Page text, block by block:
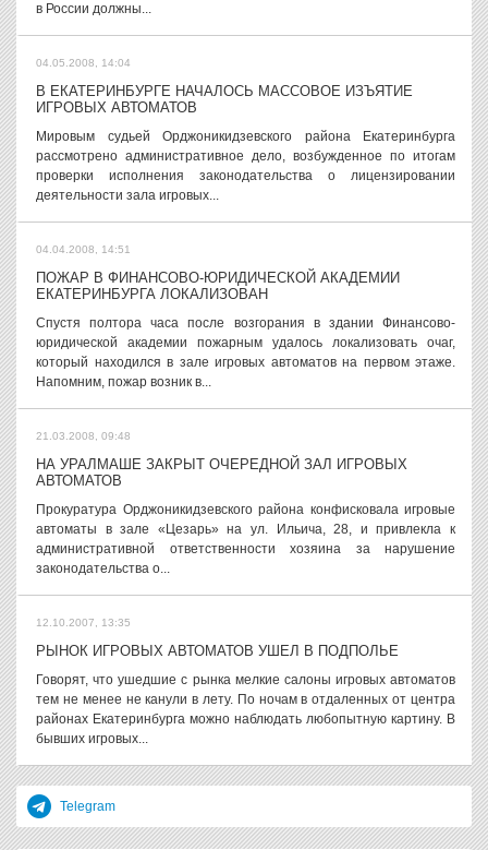
в России должны...
04.05.2008, 14:04
В ЕКАТЕРИНБУРГЕ НАЧАЛОСЬ МАССОВОЕ ИЗЪЯТИЕ
ИГРОВЫХ АВТОМАТОВ
Мировым судьей Орджоникидзевского района Екатеринбурга
рассмотрено административное дело, возбужденное по итогам
проверки исполнения законодательства о лицензировании
деятельности зала игровых...
04.04.2008, 14:51
ПОЖАР В ФИНАНСОВО-ЮРИДИЧЕСКОЙ АКАДЕМИИ
ЕКАТЕРИНБУРГА ЛОКАЛИЗОВАН
Спустя полтора часа после возгорания в здании Финансово-
юридической академии пожарным удалось локализовать очаг,
который находился в зале игровых автоматов на первом этаже.
Напомним, пожар возник в...
21.03.2008, 09:48
НА УРАЛМАШЕ ЗАКРЫТ ОЧЕРЕДНОЙ ЗАЛ ИГРОВЫХ
АВТОМАТОВ
Прокуратура Орджоникидзевского района конфисковала игровые
автоматы в зале «Цезарь» на ул. Ильича, 28, и привлекла к
административной ответственности хозяина за нарушение
законодательства о...
12.10.2007, 13:35
РЫНОК ИГРОВЫХ АВТОМАТОВ УШЕЛ В ПОДПОЛЬЕ
Говорят, что ушедшие с рынка мелкие салоны игровых автоматов
тем не менее не канули в лету. По ночам в отдаленных от центра
районах Екатеринбурга можно наблюдать любопытную картину. В
бывших игровых...
Telegram